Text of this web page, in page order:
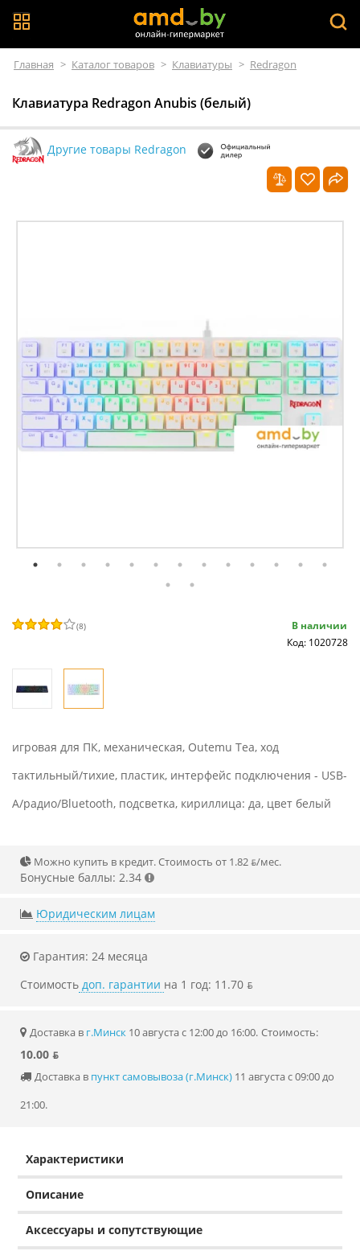
Главная > Каталог товаров > Клавиатуры > Redragon
Клавиатура Redragon Anubis (белый)
Другие товары Redragon
(8)
В наличии
Код: 1020728
игровая для ПК, механическая, Outemu Tea, ход
тактильный/тихие, пластик, интерфейс подключения - USB-
A/радио/Bluetooth, подсветка, кириллица: да, цвет белый
Можно купить в кредит. Стоимость от 1.82 ƃ/мec.
Бонусные баллы: 2.34
Юридическим лицам
Гарантия: 24 месяца
Стоимость доп. гарантии на 1 год: 11.70 ƃ
Доставка в г.Минск 10 августа с 12:00 до 16:00. Стоимость:
10.00 ƃ
Доставка в пункт самовывоза (г.Минск) 11 августа с 09:00 до
21:00.
Характеристики
Описание
Аксессуары и сопутствующие